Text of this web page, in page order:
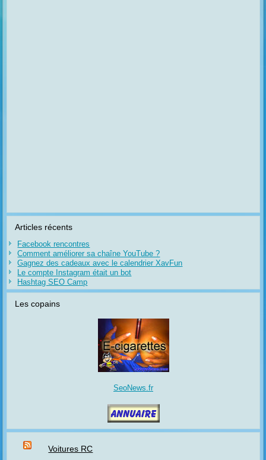
Articles récents
Facebook rencontres
Comment améliorer sa chaîne YouTube ?
Gagnez des cadeaux avec le calendrier XavFun
Le compte Instagram était un bot
Hashtag SEO Camp
Les copains
SeoNews.fr
Voitures RC